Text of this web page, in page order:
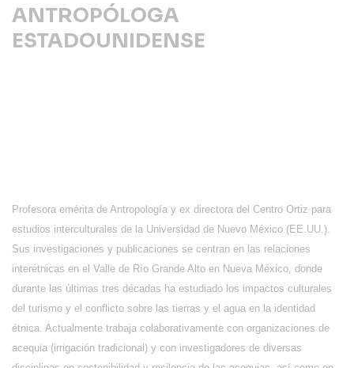
ANTROPÓLOGA
ESTADOUNIDENSE
Profesora emérita de Antropología y ex directora del Centro Ortiz para
estudios interculturales de la Universidad de Nuevo México (EE.UU.).
Sus investigaciones y publicaciones se centran en las relaciones
interétnicas en el Valle de Río Grande Alto en Nueva México, donde
durante las últimas tres décadas ha estudiado los impactos culturales
del turismo y el conflicto sobre las tierras y el agua en la identidad
étnica. Actualmente trabaja colaborativamente con organizaciones de
acequia (irrigación tradicional) y con investigadores de diversas